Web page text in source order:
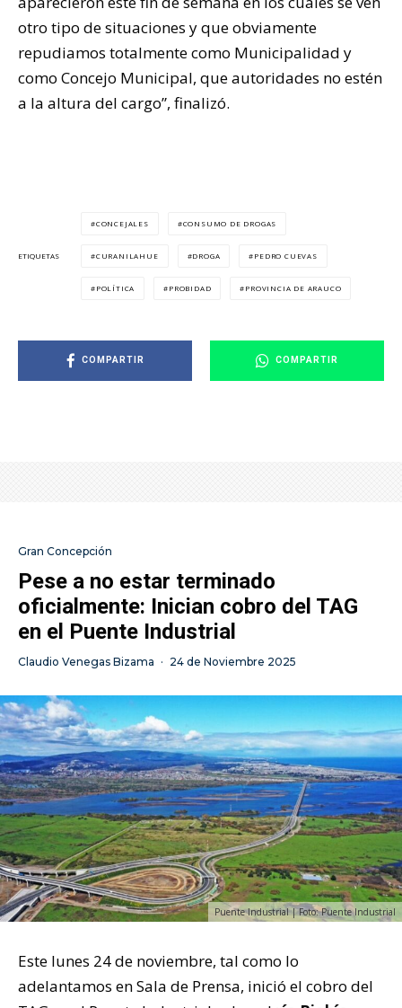
otro tipo de situaciones y que obviamente
repudiamos totalmente como Municipalidad y
como Concejo Municipal, que autoridades no estén
a la altura del cargo”, finalizó.
ETIQUETAS
CONCEJALES CONSUMO DE DROGAS
CURANILAHUE DROGA PEDRO CUEVAS
POLÍTICA PROBIDAD PROVINCIA DE ARAUCO
COMPARTIR COMPARTIR
Gran Concepción
Pese a no estar terminado
oficialmente: Inician cobro del TAG
en el Puente Industrial
Claudio Venegas Bizama · 24 de Noviembre 2025
Puente Industrial | Foto: Puente Industrial
Este lunes 24 de noviembre, tal como lo
adelantamos en Sala de Prensa, inició el cobro del